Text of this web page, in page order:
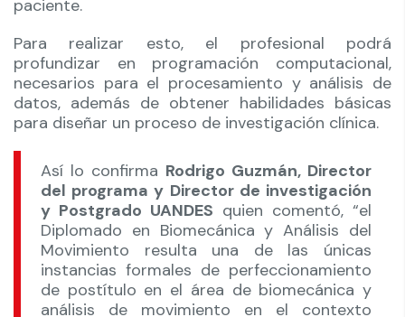
paciente.
Para realizar esto, el profesional podrá
profundizar en programación computacional,
necesarios para el procesamiento y análisis de
datos, además de obtener habilidades básicas
para diseñar un proceso de investigación clínica.
Así lo confirma Rodrigo Guzmán, Director
del programa y Director de investigación
y Postgrado UANDES quien comentó, “el
Diplomado en Biomecánica y Análisis del
Movimiento resulta una de las únicas
instancias formales de perfeccionamiento
de postítulo en el área de biomecánica y
análisis de movimiento en el contexto